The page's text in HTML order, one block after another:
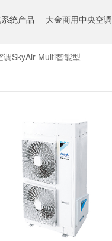
统产品 大金商用中央空调
调SkyAir Multi智能型